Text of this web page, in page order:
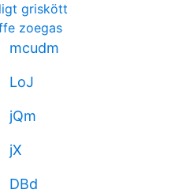
griskött
zoegas
mcudm
LoJ
jQm
jX
DBd